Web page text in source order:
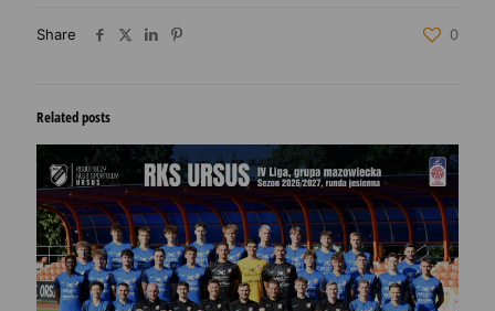
Share 0
Related posts